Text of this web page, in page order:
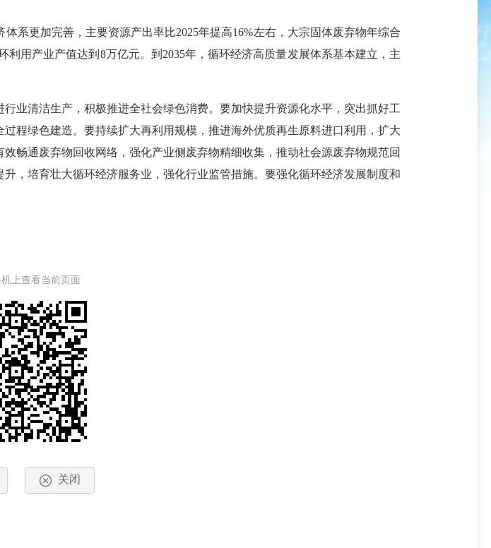
更加完善，主要资源产出率比2025年提高16%左右，大宗固体废弃物年综合
用产业产值达到8万亿元。到2035年，循环经济高质量发展体系基本建立，主
清洁生产，积极推进全社会绿色消费。要加快提升资源化水平，突出抓好工
程绿色建造。要持续扩大再利用规模，推进海外优质再生原料进口利用，扩大
畅通废弃物回收网络，强化产业侧废弃物精细收集，推动社会源废弃物规范回
，培育壮大循环经济服务业，强化行业监管措施。要强化循环经济发展制度和
上查看当前页面
关闭